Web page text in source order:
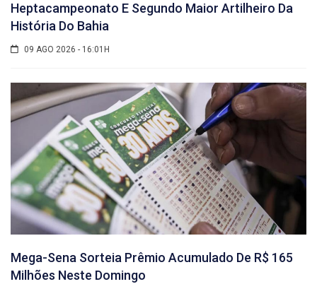
Heptacampeonato E Segundo Maior Artilheiro Da
História Do Bahia
09 AGO 2026 - 16:01H
Mega-Sena Sorteia Prêmio Acumulado De R$ 165
Milhões Neste Domingo